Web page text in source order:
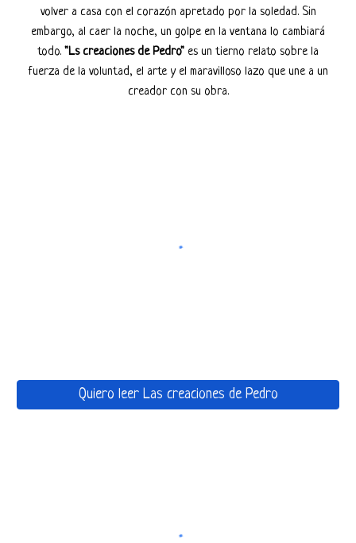
volver a casa con el corazón apretado por la soledad. Sin
embargo, al caer la noche, un golpe en la ventana lo cambiará
todo. "Ls creaciones de Pedro" es un tierno relato sobre la
fuerza de la voluntad, el arte y el maravilloso lazo que une a un
creador con su obra.
Quiero leer Las creaciones de Pedro